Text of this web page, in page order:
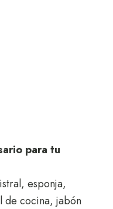
para tu
esponja,
de cocina, jabón